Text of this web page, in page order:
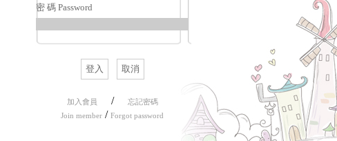
密 碼 Password
加入會員 /
忘記密碼
Join member / Forgot password